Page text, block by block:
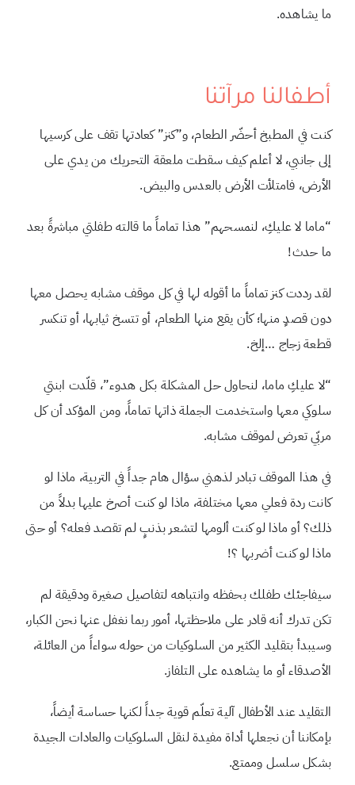
ما يشاهده.
أطفالنا مرآتنا
كنت في المطبخ أحضّر الطعام، و”كنز” كعادتها تقف على كرسيها
إلى جانبي، لا أعلم كيف سقطت ملعقة التحريك من يدي على
الأرض، فامتلأت الأرض بالعدس والبيض.
“ماما لا عليكِ، لنمسحهم” هذا تماماً ما قالته طفلتي مباشرةً بعد
ما حدث!
لقد رددت كنز تماماً ما أقوله لها في كل موقف مشابه يحصل معها
دون قصدٍ منها؛ كأن يقع منها الطعام، أو تتسخ ثيابها، أو تنكسر
قطعة زجاج …إلخ.
“لا عليكِ ماما، لنحاول حل المشكلة بكل هدوء”، قلّدت ابنتي
سلوكي معها واستخدمت الجملة ذاتها تماماً، ومن المؤكد أن كل
مربّي تعرض لموقف مشابه.
في هذا الموقف تبادر لذهني سؤال هام جداً في التربية، ماذا لو
كانت ردة فعلي معها مختلفة، ماذا لو كنت أصرخ عليها بدلاً من
ذلك؟ أو ماذا لو كنت ألومها لتشعر بذنبٍ لم تقصد فعله؟ أو حتى
ماذا لو كنت أضربها ؟!
سيفاجئك طفلك بحفظه وانتباهه لتفاصيل صغيرة ودقيقة لم
تكن تدرك أنه قادر على ملاحظتها، أمور ربما نغفل عنها نحن الكبار،
وسيبدأ بتقليد الكثير من السلوكيات من حوله سواءاً من العائلة،
الأصدقاء أو ما يشاهده على التلفاز.
التقليد عند الأطفال آلية تعلّم قوية جداً لكنها حساسة أيضاً،
بإمكاننا أن نجعلها أداة مفيدة لنقل السلوكيات والعادات الجيدة
بشكل سلسل وممتع.